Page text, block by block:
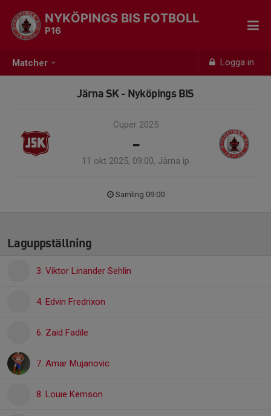
Matcher Logga in
NYKÖPINGS BIS FOTBOLL
P16
Järna SK - Nyköpings BIS
Cuper 2025
-
11 okt 2025, 09:00, Järna ip
Samling 09:00
Laguppställning
3. Viktor Linander Sehlin
4. Edvin Fredrixon
6. Zaid Fadile
7. Amar Mujanovic
8. Louie Kemson